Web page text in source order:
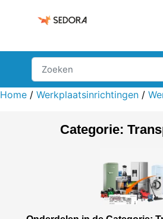
Home / Werkplaatsinrichtingen /
Categorie: